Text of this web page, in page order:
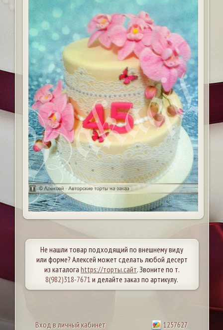
Не нашли товар подходящий по внешнему виду
или форме? Алексей может сделать любой десерт
из каталога https://торты.сайт. Звоните по т.
8(982)318-7671 и делайте заказ по артикулу.
Вход в личный кабинет 1257627